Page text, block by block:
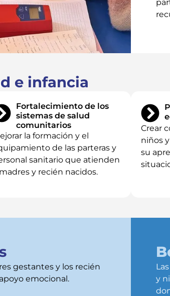
e infancia
Fortalecimiento de los
sistemas de salud
comunitarios
la formación y el
de las parteras y
sanitario que atienden
y recién nacidos.
Crear
niños
su
gestantes y los recién
emocional.
y